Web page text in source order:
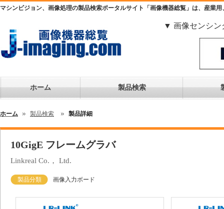
マシンビジョン、画像処理の製品検索ポータルサイト「画像機器総覧」は、産業
▼ 画像センシ
ホーム 製品検索
ホーム 製品検索 製品詳細
10GigE フレームグラバ
Linkreal Co.， Ltd.
製品分類 画像入力ボード